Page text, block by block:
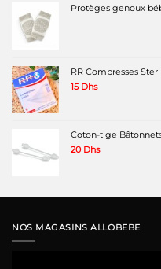
Protèges genoux
RR Compresses
15 Dhs
Coton-tige
20 Dhs
NOS MAGASINS ALLOBEBE